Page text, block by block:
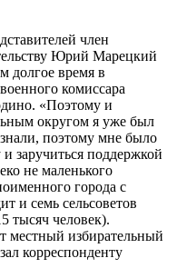
член
Юрий Марецкий
долгое время в
комиссара
«Поэтому и
округом я уже был
поэтому мне было
заручиться поддержкой
не маленького
города с
и семь сельсоветов
тысяч человек).
местный избирательный
корреспонденту